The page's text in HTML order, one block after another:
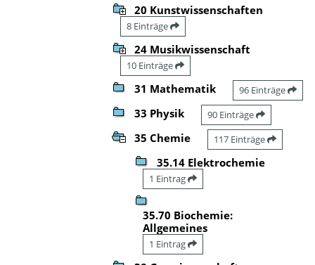
20 Kunstwissenschaften
8 Einträge
24 Musikwissenschaft
10 Einträge
31 Mathematik 96 Einträge
33 Physik 90 Einträge
35 Chemie 117 Einträge
35.14 Elektrochemie
1 Eintrag
35.70 Biochemie:
Allgemeines
1 Eintrag